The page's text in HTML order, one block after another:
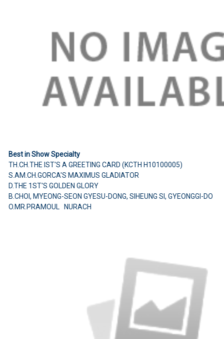
Best in Show Specialty
TH.CH.THE IST'S A GREETING CARD (KCTH H10100005)
S.AM.CH.GORCA'S MAXIMUS GLADIATOR
D.THE 1ST'S GOLDEN GLORY
B.CHOI, MYEONG-SEON GYESU-DONG, SIHEUNG SI, GYEONGGI-DO
O.MR.PRAMOUL NURACH